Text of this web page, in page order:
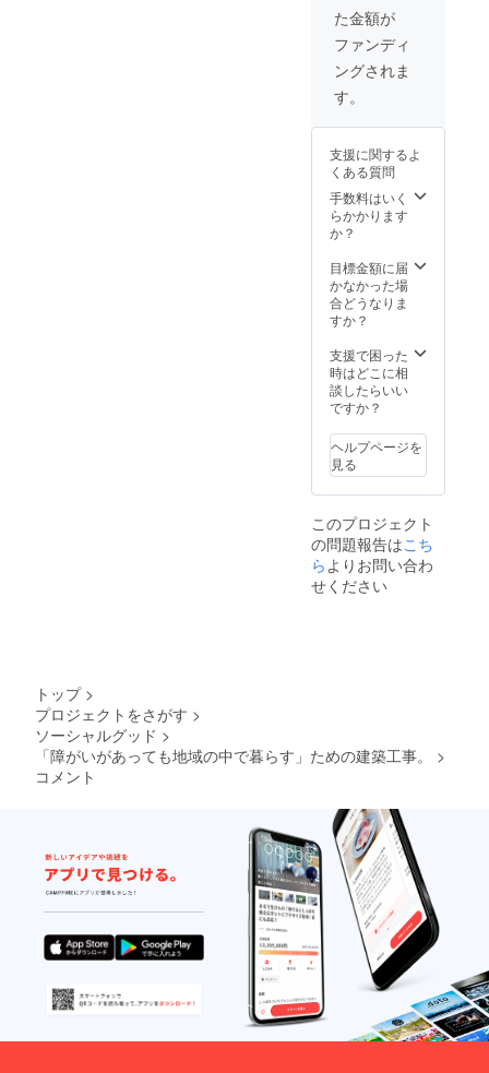
等部を卒業
するとまた
一緒に生活
介護や就労
継続支援型
事業所に通
い「昼間の
兄弟」とし
て過ごして
います。グ
ムで過ごし
ている方々
もいます。
小さい時か
ら一緒に過
ごしている
仲良しで
す。
のもの
となり
ます。
た金額が
ファンディ
ングされま
す。
支援に関するよ
くある質問
手数料はいく
らかかります
か？
目標金額に届
かなかった場
合どうなりま
すか？
支援で困った
時はどこに相
談したらいい
ですか？
ヘルプページを
見る
このプロジェクト
の問題報告はこち
らよりお問い合わ
せください
トップ >
プロジェクトをさがす >
ソーシャルグッド >
「障がいがあっても地域の中で暮らす」ための建築工事。
>
コメント